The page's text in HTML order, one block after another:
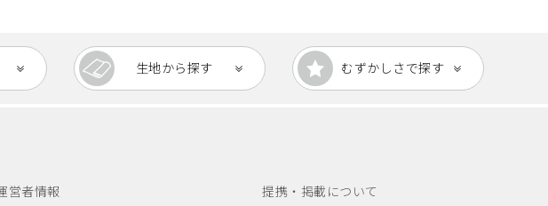
生地から探す むずかしさで探す
営者情報 提携・掲載について